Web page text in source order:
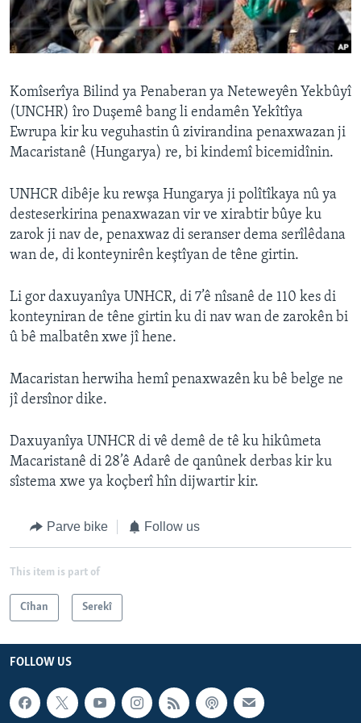
ÇAND Û HUNER
SERNIVÎS
Learning English
FOLLOW US
Zimanên Din
Komîserîya Bilind ya Penaberan ya Neteweyên Yekbûyî
(UNCHR) îro Duşemê bang li endamên Yekîtîya
Ewrupa kir ku veguhastin û zivirandina penaxwazan ji
Macaristanê (Hungarya) re, bi kindemî bicemidînin.
UNHCR dibêje ku rewşa Hungarya ji polîtîkaya nû ya
desteserkirina penaxwazan vir ve xirabtir bûye ku
zarok ji nav de, penaxwaz di seranser dema serîlêdana
wan de, di konteynirên keştîyan de têne girtin.
Li gor daxuyanîya UNHCR, di 7’ê nîsanê de 110 kes di
konteyniran de têne girtin ku di nav wan de zarokên bi
û bê malbatên xwe jî hene.
Macaristan herwiha hemî penaxwazên ku bê belge ne
jî dersînor dike.
Daxuyanîya UNHCR di vê demê de tê ku hikûmeta
Macaristanê di 28’ê Adarê de qanûnek derbas kir ku
sîstema xwe ya koçberî hîn dijwartir kir.
Parve bike Follow us
This item is part of
Cîhan Serekî
FOLLOW US